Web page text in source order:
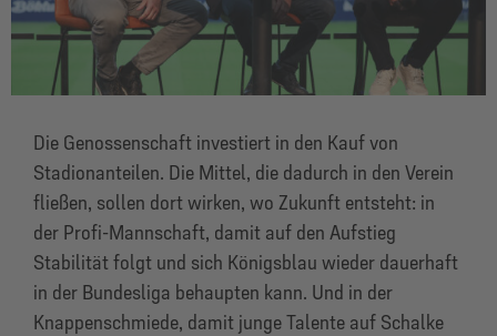
Die Genossenschaft investiert in den Kauf von
Stadionanteilen. Die Mittel, die dadurch in den Verein
fließen, sollen dort wirken, wo Zukunft entsteht: in
der Profi-Mannschaft, damit auf den Aufstieg
Stabilität folgt und sich Königsblau wieder dauerhaft
in der Bundesliga behaupten kann. Und in der
Knappenschmiede, damit junge Talente auf Schalke